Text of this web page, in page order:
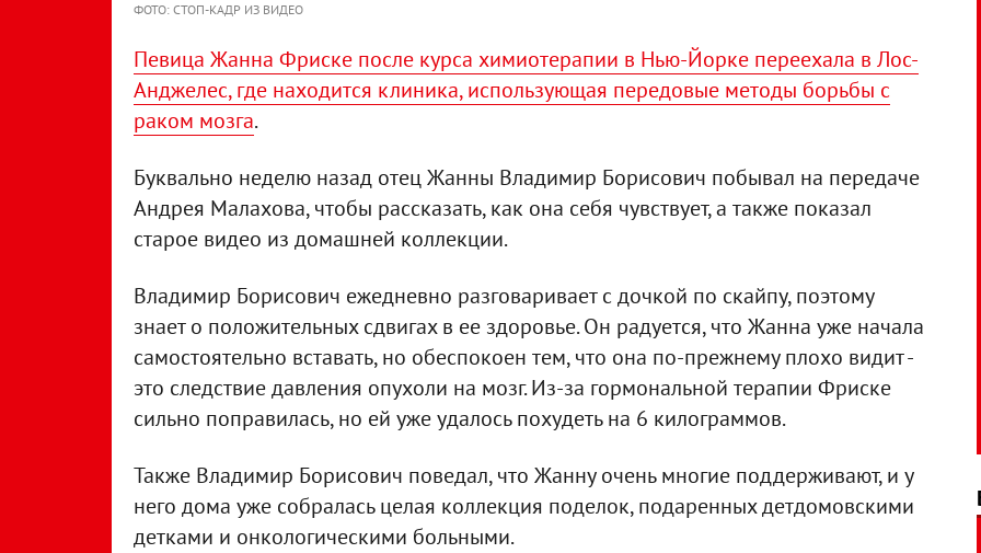
ФОТО: СТОП-КАДР ИЗ ВИДЕО
Певица Жанна Фриске после курса химиотерапии в Нью-Йорке переехала в Лос-
Анджелес, где находится клиника, использующая передовые методы борьбы с
раком мозга.
Буквально неделю назад отец Жанны Владимир Борисович побывал на передаче
Андрея Малахова, чтобы рассказать, как она себя чувствует, а также показал
старое видео из домашней коллекции.
Владимир Борисович ежедневно разговаривает с дочкой по скайпу, поэтому
знает о положительных сдвигах в ее здоровье. Он радуется, что Жанна уже начала
самостоятельно вставать, но обеспокоен тем, что она по-прежнему плохо видит -
это следствие давления опухоли на мозг. Из-за гормональной терапии Фриске
сильно поправилась, но ей уже удалось похудеть на 6 килограммов.
Также Владимир Борисович поведал, что Жанну очень многие поддерживают, и у
него дома уже собралась целая коллекция поделок, подаренных детдомовскими
детками и онкологическими больными.